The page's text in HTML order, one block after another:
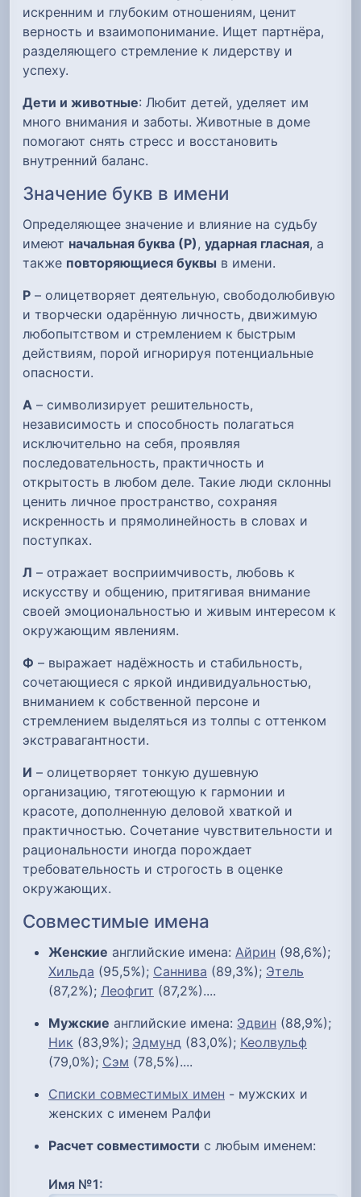
искренним и глубоким отношениям, ценит
верность и взаимопонимание. Ищет партнёра,
разделяющего стремление к лидерству и
успеху.
Дети и животные: Любит детей, уделяет им
много внимания и заботы. Животные в доме
помогают снять стресс и восстановить
внутренний баланс.
Значение букв в имени
Определяющее значение и влияние на судьбу
имеют начальная буква (Р), ударная гласная, а
также повторяющиеся буквы в имени.
Р – олицетворяет деятельную, свободолюбивую
и творчески одарённую личность, движимую
любопытством и стремлением к быстрым
действиям, порой игнорируя потенциальные
опасности.
А – символизирует решительность,
независимость и способность полагаться
исключительно на себя, проявляя
последовательность, практичность и
открытость в любом деле. Такие люди склонны
ценить личное пространство, сохраняя
искренность и прямолинейность в словах и
поступках.
Л – отражает восприимчивость, любовь к
искусству и общению, притягивая внимание
своей эмоциональностью и живым интересом к
окружающим явлениям.
Ф – выражает надёжность и стабильность,
сочетающиеся с яркой индивидуальностью,
вниманием к собственной персоне и
стремлением выделяться из толпы с оттенком
экстравагантности.
И – олицетворяет тонкую душевную
организацию, тяготеющую к гармонии и
красоте, дополненную деловой хваткой и
практичностью. Сочетание чувствительности и
рациональности иногда порождает
требовательность и строгость в оценке
окружающих.
Совместимые имена
Женские английские имена: Айрин (98,6%);
Хильда (95,5%); Саннива (89,3%); Этель
(87,2%); Леофгит (87,2%)....
Мужские английские имена: Эдвин (88,9%);
Ник (83,9%); Эдмунд (83,0%); Кеолвульф
(79,0%); Сэм (78,5%)....
Списки совместимых имен - мужских и
женских с именем Ралфи
Расчет совместимости с любым именем:
Имя №1: